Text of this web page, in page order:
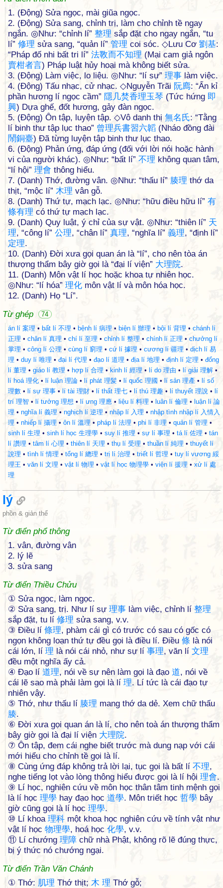
1. (Động) Sửa ngọc, mài giũa ngọc.
2. (Động) Sửa sang, chỉnh trị, làm cho chỉnh tề ngay
ngắn. ◎Như: “chỉnh lí” 整理 sắp đặt cho ngay ngắn, “tu
lí” 修理 sửa sang, “quản lí” 管理 coi sóc. ◇Lưu Cơ 劉基:
“Pháp đố nhi bất tri lí” 法斁而不知理 (Mại cam giả ngôn
賣柑者言) Pháp luật hủy hoại mà không biết sửa.
3. (Động) Làm việc, lo liệu. ◎Như: “lí sự” 理事 làm việc.
4. (Động) Tấu nhạc, cử nhạc. ◇Nguyễn Trãi 阮廌: “Ẩn kỉ
phần hương lí ngọc cầm” 隱几焚香理玉琴 (Tức hứng 即
興) Dựa ghế, đốt hương, gảy đàn ngọc.
5. (Động) Ôn tập, luyện tập. ◇Vô danh thị 無名氏: “Tằng
lí binh thư tập lục thao” 曾理兵書習六韜 (Nháo đồng đài
鬧銅臺) Đã từng luyện tập binh thư lục thao.
6. (Động) Phản ứng, đáp ứng (đối với lời nói hoặc hành
vi của người khác). ◎Như: “bất lí” 不理 không quan tâm,
“lí hội” 理會 thông hiểu.
7. (Danh) Thớ, đường vân. ◎Như: “thấu lí” 腠理 thớ da
thịt, “mộc lí” 木理 vân gỗ.
8. (Danh) Thứ tự, mạch lạc. ◎Như: “hữu điều hữu lí” 有
條有理 có thứ tự mạch lạc.
9. (Danh) Quy luật, ý chỉ của sự vật. ◎Như: “thiên lí” 天
理, “công lí” 公理, “chân lí” 真理, “nghĩa lí” 義理, “định lí”
定理.
10. (Danh) Đời xưa gọi quan án là “lí”, cho nên tòa án
thượng thẩm bây giờ gọi là “đại lí viện” 大理院.
11. (Danh) Môn vật lí học hoặc khoa tự nhiên học.
◎Như: “lí hóa” 理化 môn vật lí và môn hóa học.
12. (Danh) Họ “Lí”.
Từ ghép
74
án lí 案理 • bất lí 不理 • bệnh lí 病理 • biện lí 辦理 • bội lí 背理 • chánh lí
正理 • chân lí 真理 • chí lí 至理 • chỉnh lí 整理 • chính lí 正理 • chưởng lí
掌理 • công lí 公理 • cùng lí 窮理 • cứ lí 據理 • cương lí 疆理 • dịch lí 易
理 • duy lí 唯理 • đại lí 代理 • đạo lí 道理 • địa lí 地理 • định lí 定理 • đổng
lí 董理 • giáo lí 教理 • hợp lí 合理 • kinh lí 經理 • lí do 理由 • lí giải 理解 •
lí hoá 理化 • lí luận 理論 • lí phát 理髪 • lí quốc 理國 • lí sản 理產 • lí số
理數 • lí sự 理事 • lí tài 理財 • lí thất 理七 • lí thú 理趣 • lí thuyết 理說 • lí
trí 理智 • lí tưởng 理想 • lí ưng 理應 • liệu lí 料理 • luân lí 倫理 • luận lí 論
理 • nghĩa lí 義理 • nghịch lí 逆理 • nhập lí 入理 • nhập tình nhập lí 入情入
理 • nhiếp lí 攝理 • ôn lí 溫理 • pháp lí 法理 • phi lí 非理 • quản lí 管理 •
sinh lí 生理 • sinh lí học 生理學 • suy lí 推理 • sự lí 事理 • tá lí 佐理 • tán
lí 讚理 • tâm lí 心理 • thiên lí 天理 • thụ lí 受理 • thuần lí 純理 • thuyết lí
說理 • tình lí 情理 • tổng lí 總理 • trị lí 治理 • triết lí 哲理 • tuy lí vương 綏
理王 • văn lí 文理 • vật lí 物理 • vật lí học 物理學 • viện lí 援理 • xử lí 處
理
lý
phồn & giản thể
Từ điển phổ thông
1. vân, đường vân
2. lý lẽ
3. sửa sang
Từ điển Thiều Chửu
① Sửa ngọc, làm ngọc.
② Sửa sang, trị. Như lí sự 理事 làm việc, chỉnh lí 整理
sắp đặt, tu lí 修理 sửa sang, v.v.
③ Ðiều lí 條理, phàm cái gì có trước có sau có gốc có
ngọn không loạn thứ tự đều gọi là điều lí. Ðiều 條 là nói
cái lớn, lí 理 là nói cái nhỏ, như sự lí 事理, văn lí 文理
đều một nghĩa ấy cả.
④ Ðạo lí 道理, nói về sự nên làm gọi là đạo 道, nói về
cái lẽ sao mà phải làm gọi là lí 理. Lí tức là cái đạo tự
nhiên vậy.
⑤ Thớ, như thấu lí 腠理 mang thớ da dẻ. Xem chữ thấu
腠.
⑥ Ðời xưa gọi quan án là lí, cho nên toà án thượng thẩm
bây giờ gọi là đại lí viện 大理院.
⑦ Ôn tập, đem cái nghe biết trước mà dung nạp với cái
mới hiểu cho chỉnh tề gọi là lí.
⑧ Cùng ứng đáp không trả lời lại, tục gọi là bất lí 不理,
nghe tiếng lọt vào lòng thông hiểu được gọi là lí hội 理會.
⑨ Lí học, nghiên cứu về môn học thân tâm tinh mệnh gọi
là lí học 理學 hay đạo học 道學. Môn triết học 哲學 bây
giờ cũng gọi là lí học 理學.
⑩ Lí khoa 理科 một khoa học nghiên cứu về tính vật như
vật lí học 物理學, hoá học 化學, v.v.
⑪ Lí chướng 理障 chữ nhà Phật, không rõ lẽ đúng thực,
bị ý thức nó chướng ngại.
Từ điển Trần Văn Chánh
① Thớ: 肌理 Thớ thịt; 木 理 Thớ gỗ;